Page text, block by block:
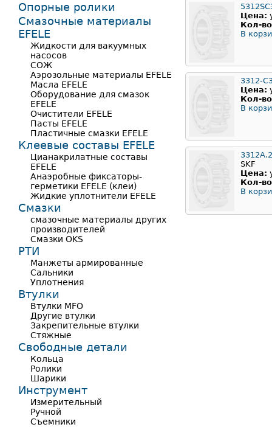
Цена:
Кол-
В
3312-
Цена:
Кол-
В
SKF
Цена:
Кол-
В
Опорные ролики
Смазочные материалы
EFELE
Жидкости для вакуумных
насосов
СОЖ
Аэрозольные материалы EFELE
Масла EFELE
Оборудование для смазок
EFELE
Очистители EFELE
Пасты EFELE
Пластичные смазки EFELE
Клеевые составы EFELE
Цианакрилатные составы
EFELE
Анаэробные фиксаторы-
герметики EFELE (клеи)
Жидкие уплотнители EFELE
Смазки
смазочные материалы других
производителей
Смазки OKS
РТИ
Манжеты армированные
Сальники
Уплотнения
Втулки
Втулки MFO
Другие втулки
Закрепительные втулки
Стяжные
Свободные детали
Кольца
Ролики
Шарики
Инструмент
Измерительный
Ручной
Съемники